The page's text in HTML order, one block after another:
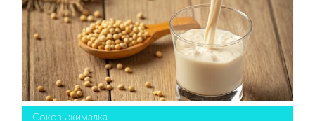
Cоковыжималка